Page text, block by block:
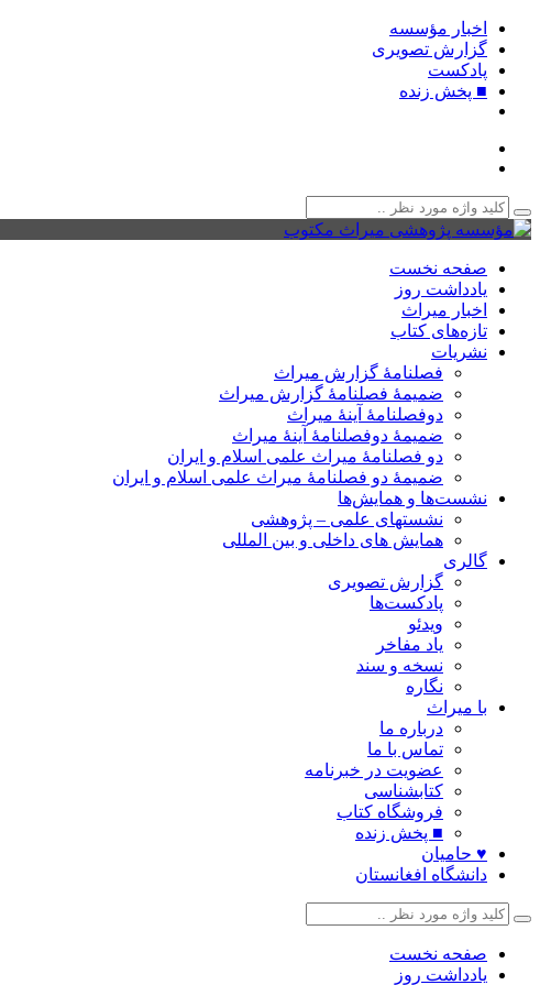
اخبار مؤسسه
گزارش تصویری
پادکست‌
■ پخش زنده
صفحه نخست
یادداشت روز
اخبار میراث
تازه‌های کتاب
نشریات
فصلنامۀ گزارش میراث
ضمیمۀ فصلنامۀ گزارش میراث
دوفصلنامۀ آینۀ میراث
ضمیمۀ دوفصلنامۀ آینۀ میراث
دو فصلنامۀ میراث علمی اسلام و ایران
ضمیمۀ دو فصلنامۀ میراث علمی اسلام و ایران
نشست‌ها و همایش‌ها
نشستهای علمی – پژوهشی
همایش های داخلی و بین المللی
گالری
گزارش تصویری
پادکست‌ها
ویدئو
یاد مفاخر
نسخه و سند
نگاره
با میراث
درباره ما
تماس با ما
عضویت در خبرنامه
کتابشناسی
فروشگاه کتاب
■ پخش زنده
♥ حامیان
دانشگاه افغانستان
صفحه نخست
یادداشت روز